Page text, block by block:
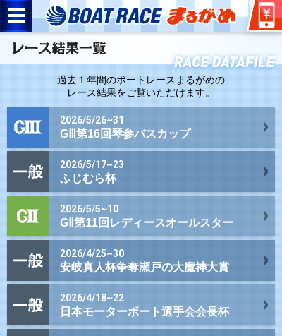
過去１年間のボートレースまるがめの
レース結果をご覧いただけます。
2026/5/26~31
GⅢ第16回琴参バスカップ
2026/5/17~23
ふじむら杯
2026/5/5~10
GⅡ第11回レディースオールスター
2026/4/25~30
安岐真人杯争奪瀬戸の大魔神大賞
2026/4/18~22
日本モーターボート選手会会長杯